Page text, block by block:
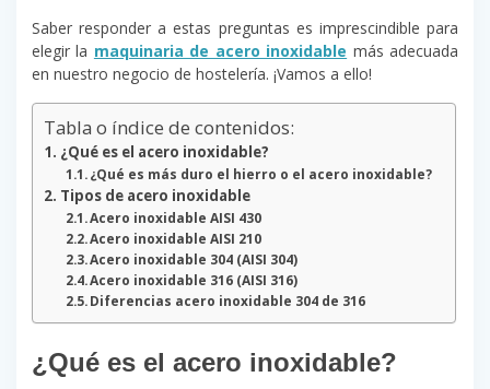
Saber responder a estas preguntas es imprescindible para
elegir la maquinaria de acero inoxidable más adecuada
en nuestro negocio de hostelería. ¡Vamos a ello!
Tabla o índice de contenidos:
¿Qué es el acero inoxidable?
¿Qué es más duro el hierro o el acero inoxidable?
Tipos de acero inoxidable
Acero inoxidable AISI 430
Acero inoxidable AISI 210
Acero inoxidable 304 (AISI 304)
Acero inoxidable 316 (AISI 316)
Diferencias acero inoxidable 304 de 316
¿Qué es el acero inoxidable?